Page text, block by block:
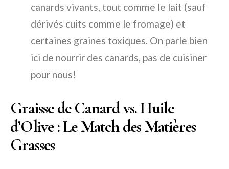
canards vivants, tout comme le lait (sauf
dérivés cuits comme le fromage) et
certaines graines toxiques. On parle bien
ici de nourrir des canards, pas de cuisiner
pour nous!
Graisse de Canard vs. Huile
d’Olive : Le Match des Matières
Grasses